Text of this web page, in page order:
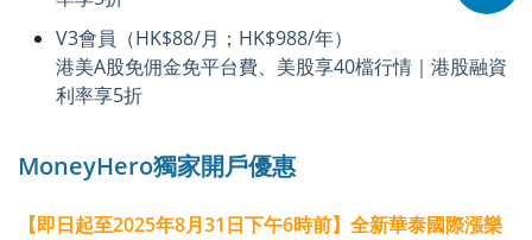
V3會員（HK$88/月；HK$988/年）
港美A股免佣金免平台費、美股享40檔行情｜港股融資
利率享5折
MoneyHero獨家開戶優惠
【即日起至2025年8月31日下午6時前】全新華泰國際漲樂